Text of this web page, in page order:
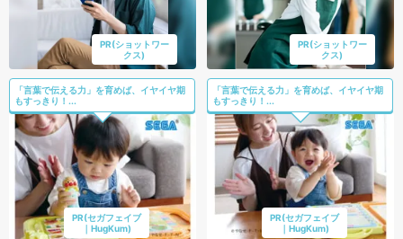
PR(ショットワー
クス)
PR(ショットワー
クス)
「言葉で伝える力」を育めば、イヤイヤ期
もすっきり！...
PR(セガフェイブ
｜HugKum)
「言葉で伝える力」を育めば、イヤイヤ期
もすっきり！...
PR(セガフェイブ
｜HugKum)